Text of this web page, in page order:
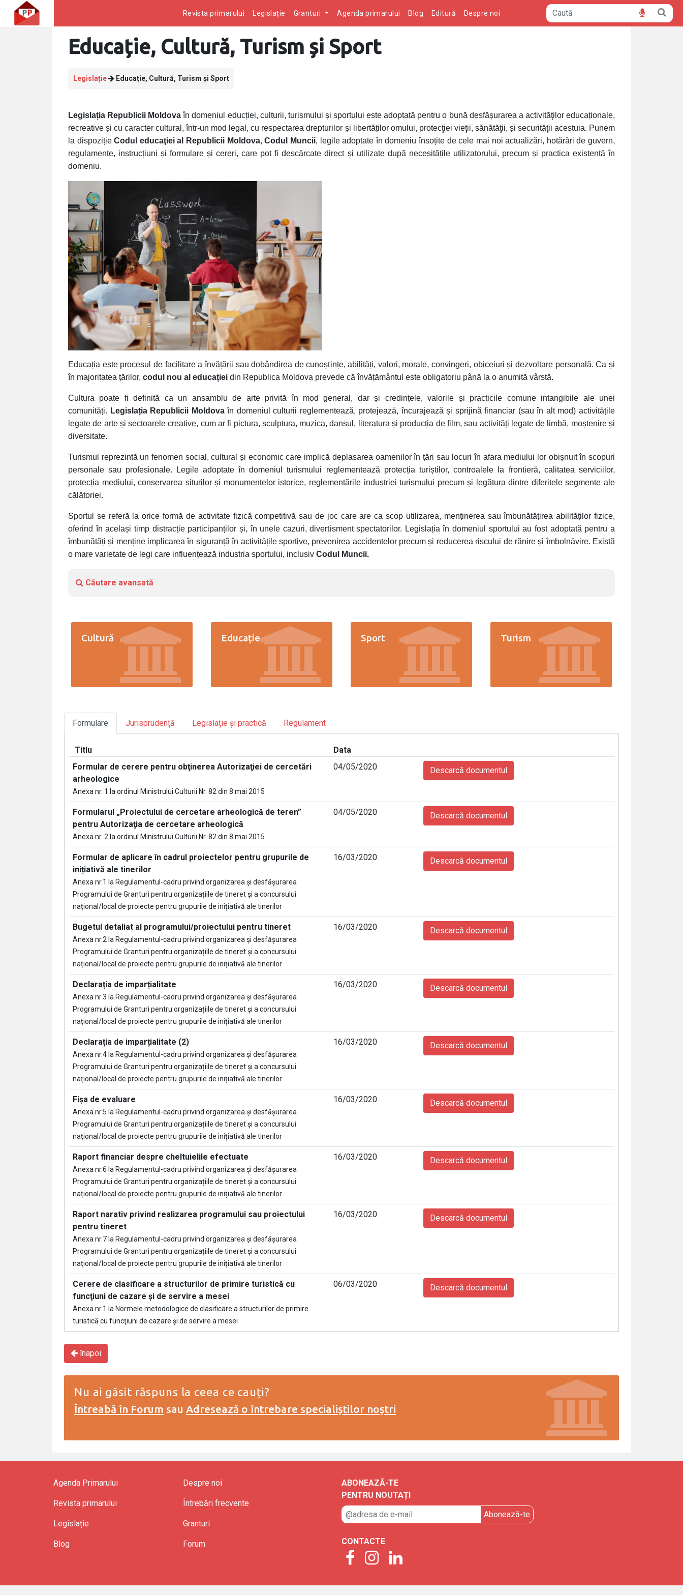
Revista primarului Legislație Granturi Agenda primarului Blog Editură Despre noi
Educație, Cultură, Turism și Sport
Legislație Educație, Cultură, Turism și Sport
Legislația Republicii Moldovaîn domeniul educției, culturii, turismului și sportului este adoptată pentru o bună desfășurarea a activităţilor educaționale,
recreative și cu caracter cultural, într-un mod legal, cu respectarea drepturilor și libertăților omului, protecţiei vieţii, sănătăţii, și securităţii acestuia. Punem
la dispozițieCodul educaţiei al Republicii Moldova,Codul Muncii, legile adoptate în domeniu însoțite de cele mai noi actualizări, hotărâri de guvern,
regulamente, instrucțiuni și formulare și cereri, care pot fi descărcate direct și utilizate după necesitățile utilizatorului, precum și practica existentă în
domeniu.
Educația este procesul de facilitare a învățării sau dobândirea de cunoștințe, abilități, valori, morale, convingeri, obiceiuri și dezvoltare personală. Ca și
în majoritatea țărilor, codul nou al educației din Republica Moldova prevede că învățământul este obligatoriu până la o anumită vârstă.
Cultura poate fi definită ca un ansamblu de arte privită în mod general, dar și credințele, valorile și practicile comune intangibile ale unei
comunități. Legislația Republicii Moldovaîn domeniul culturii reglementează, protejează, încurajează și sprijină financiar (sau în alt mod) activitățile
legate de arte și sectoarele creative, cum ar fi pictura, sculptura, muzica, dansul, literatura și producția de film, sau activități legate de limbă, moștenire și
diversitate.
Turismul reprezintă un fenomen social, cultural și economic care implică deplasarea oamenilor în țări sau locuri în afara mediului lor obișnuit în scopuri
personale sau profesionale.
Legile adoptate în domeniul turismului reglementează protecția turiștilor, controalele la frontieră, calitatea serviciilor,
protecția mediului, conservarea siturilor și monumentelor istorice, reglementările industriei turismului precum și legătura dintre diferitele segmente ale
călătoriei.
Sportul se referă la orice formă de activitate fizică competitivă sau de joc care are ca scop utilizarea, menținerea sau îmbunătățirea abilităților fizice,
oferind în același timp distracție participanților și, în unele cazuri, divertisment spectatorilor. Legislația în domeniul sportului au fost adoptată pentru a
îmbunătăți și menține implicarea în siguranță în activitățile sportive, prevenirea accidentelor precum și reducerea riscului de rănire și îmbolnăvire. Există
o mare varietate de legi care influențează industria sportului, inclusiv Codul Muncii.
Căutare avansată
Cultură Educație Sport Turism
Formulare Jurisprudență Legislație și practică Regulament
Titlu
Data
Formular de cerere pentru obţinerea Autorizaţiei de cercetări
arheologice
Anexa nr. 1 la ordinul Ministrului Culturii Nr. 82 din 8 mai 2015
04/05/2020 Descarcă documentul
Formularul „Proiectului de cercetare arheologică de teren”
pentru Autorizaţia de cercetare arheologică
Anexa nr. 2 la ordinul Ministrului Culturii Nr. 82 din 8 mai 2015
04/05/2020 Descarcă documentul
Formular de aplicare în cadrul proiectelor pentru grupurile de
inițiativă ale tinerilor
Anexa nr.1 la Regulamentul-cadru privind organizarea şi desfăşurarea
Programului de Granturi pentru organizațiile de tineret și a concursului
național/local de proiecte pentru grupurile de inițiativă ale tinerilor
16/03/2020 Descarcă documentul
Bugetul detaliat al programului/proiectului pentru tineret
Anexa nr.2 la Regulamentul-cadru privind organizarea şi desfăşurarea
Programului de Granturi pentru organizațiile de tineret și a concursului
național/local de proiecte pentru grupurile de inițiativă ale tinerilor
16/03/2020 Descarcă documentul
Declarația de imparțialitate
Anexa nr.3 la Regulamentul-cadru privind organizarea şi desfăşurarea
Programului de Granturi pentru organizațiile de tineret și a concursului
național/local de proiecte pentru grupurile de inițiativă ale tinerilor
16/03/2020 Descarcă documentul
Declarația de imparțialitate (2)
Anexa nr.4 la Regulamentul-cadru privind organizarea şi desfăşurarea
Programului de Granturi pentru organizațiile de tineret și a concursului
național/local de proiecte pentru grupurile de inițiativă ale tinerilor
16/03/2020 Descarcă documentul
Fișa de evaluare
Anexa nr.5 la Regulamentul-cadru privind organizarea şi desfăşurarea
Programului de Granturi pentru organizațiile de tineret și a concursului
național/local de proiecte pentru grupurile de inițiativă ale tinerilor
16/03/2020 Descarcă documentul
Raport financiar despre cheltuielile efectuate
Anexa nr.6 la Regulamentul-cadru privind organizarea şi desfăşurarea
Programului de Granturi pentru organizațiile de tineret și a concursului
național/local de proiecte pentru grupurile de inițiativă ale tinerilor
16/03/2020 Descarcă documentul
Raport narativ privind realizarea programului sau proiectului
pentru tineret
Anexa nr.7 la Regulamentul-cadru privind organizarea şi desfăşurarea
Programului de Granturi pentru organizațiile de tineret și a concursului
național/local de proiecte pentru grupurile de inițiativă ale tinerilor
16/03/2020 Descarcă documentul
Cerere de clasificare a structurilor de primire turistică cu
funcţiuni de cazare şi de servire a mesei
Anexa nr.1 la Normele metodologice de clasificare a structurilor de primire
turistică cu funcţiuni de cazare şi de servire a mesei
06/03/2020 Descarcă documentul
înapoi
Nu ai găsit răspuns la ceea ce cauți?
Întreabă în Forum sau Adresează o întrebare specialiștilor noștri
Agenda Primarului Despre noi
Revista primarului Întrebări frecvente
Legislație Granturi
Blog Forum
ABONEAZĂ-TE
PENTRU NOUTAȚI
CONTACTE